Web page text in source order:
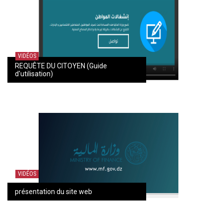
VIDÉOS
REQUÊTE DU CITOYEN (Guide
d'utilisation)
VIDÉOS
présentation du site web